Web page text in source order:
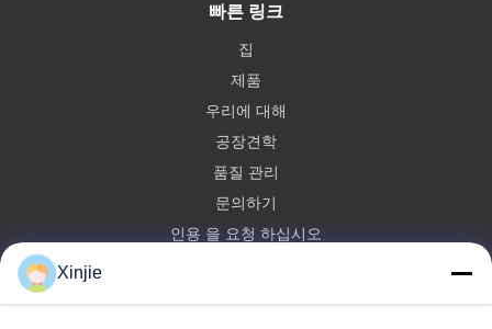
빠른 링크
집
제품
우리에 대해
공장견학
품질 관리
문의하기
인용 을 요청 하십시오
Jiangsu Xinjie Boiler Manufacturing Co., Ltd.
Xinjie